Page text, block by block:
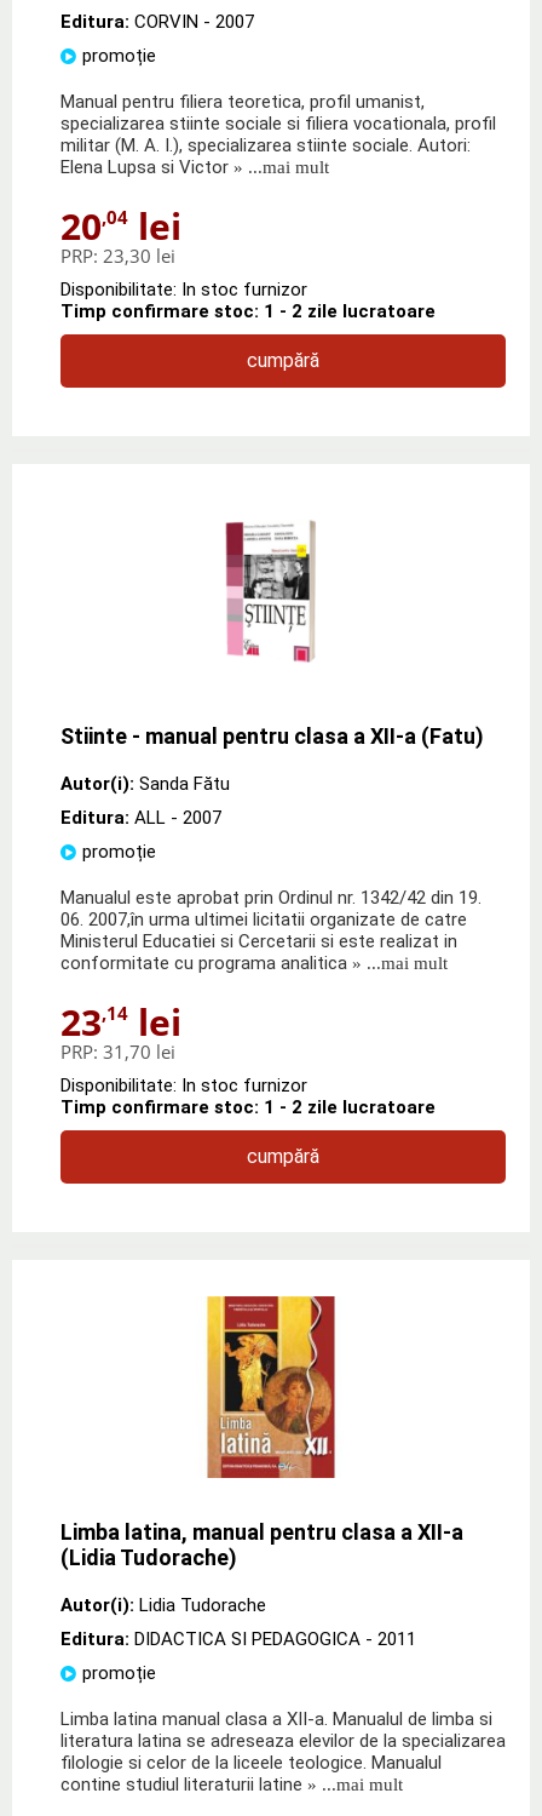
Editura: CORVIN - 2007
promoție
Manual pentru filiera teoretica, profil umanist,
specializarea stiinte sociale si filiera vocationala, profil
militar (M. A. I.), specializarea stiinte sociale. Autori:
Elena Lupsa si Victor » ...mai mult
20,04 lei
PRP: 23,30 lei
Disponibilitate: In stoc furnizor
Timp confirmare stoc: 1 - 2 zile lucratoare
cumpără
Stiinte - manual pentru clasa a XII-a (Fatu)
Autor(i): Sanda Fătu
Editura: ALL - 2007
promoție
Manualul este aprobat prin Ordinul nr. 1342/42 din 19.
06. 2007,în urma ultimei licitatii organizate de catre
Ministerul Educatiei si Cercetarii si este realizat in
conformitate cu programa analitica » ...mai mult
23,14 lei
PRP: 31,70 lei
Disponibilitate: In stoc furnizor
Timp confirmare stoc: 1 - 2 zile lucratoare
cumpără
Limba latina, manual pentru clasa a XII-a
(Lidia Tudorache)
Autor(i): Lidia Tudorache
Editura: DIDACTICA SI PEDAGOGICA - 2011
promoție
Limba latina manual clasa a XII-a. Manualul de limba si
literatura latina se adreseaza elevilor de la specializarea
filologie si celor de la liceele teologice. Manualul
contine studiul literaturii latine » ...mai mult